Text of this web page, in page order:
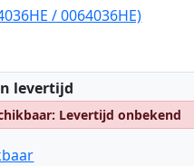
/ 0064036HE)
levertijd
Levertijd onbekend